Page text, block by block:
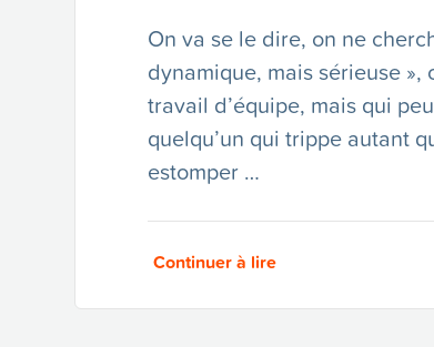
On va se le dire, on ne
dynamique, mais sérieuse »,
travail d’équipe, mais qui
quelqu’un qui trippe autant
estomper …
Continuer à lire